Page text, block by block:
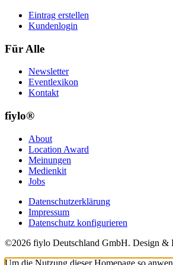
Eintrag erstellen
Kundenlogin
Für Alle
Newsletter
Eventlexikon
Kontakt
fiylo®
About
Location Award
Meinungen
Medienkit
Jobs
Datenschutzerklärung
Impressum
Datenschutz konfigurieren
©2026 fiylo Deutschland GmbH. Design &
Um die Nutzung dieser Homepage so